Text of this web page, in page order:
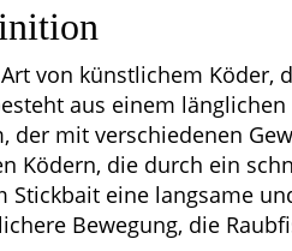
von künstlichem Köder,
aus einem
der mit verschiedenen
Ködern, die durch ein
Stickbait eine langsame
Bewegung, die